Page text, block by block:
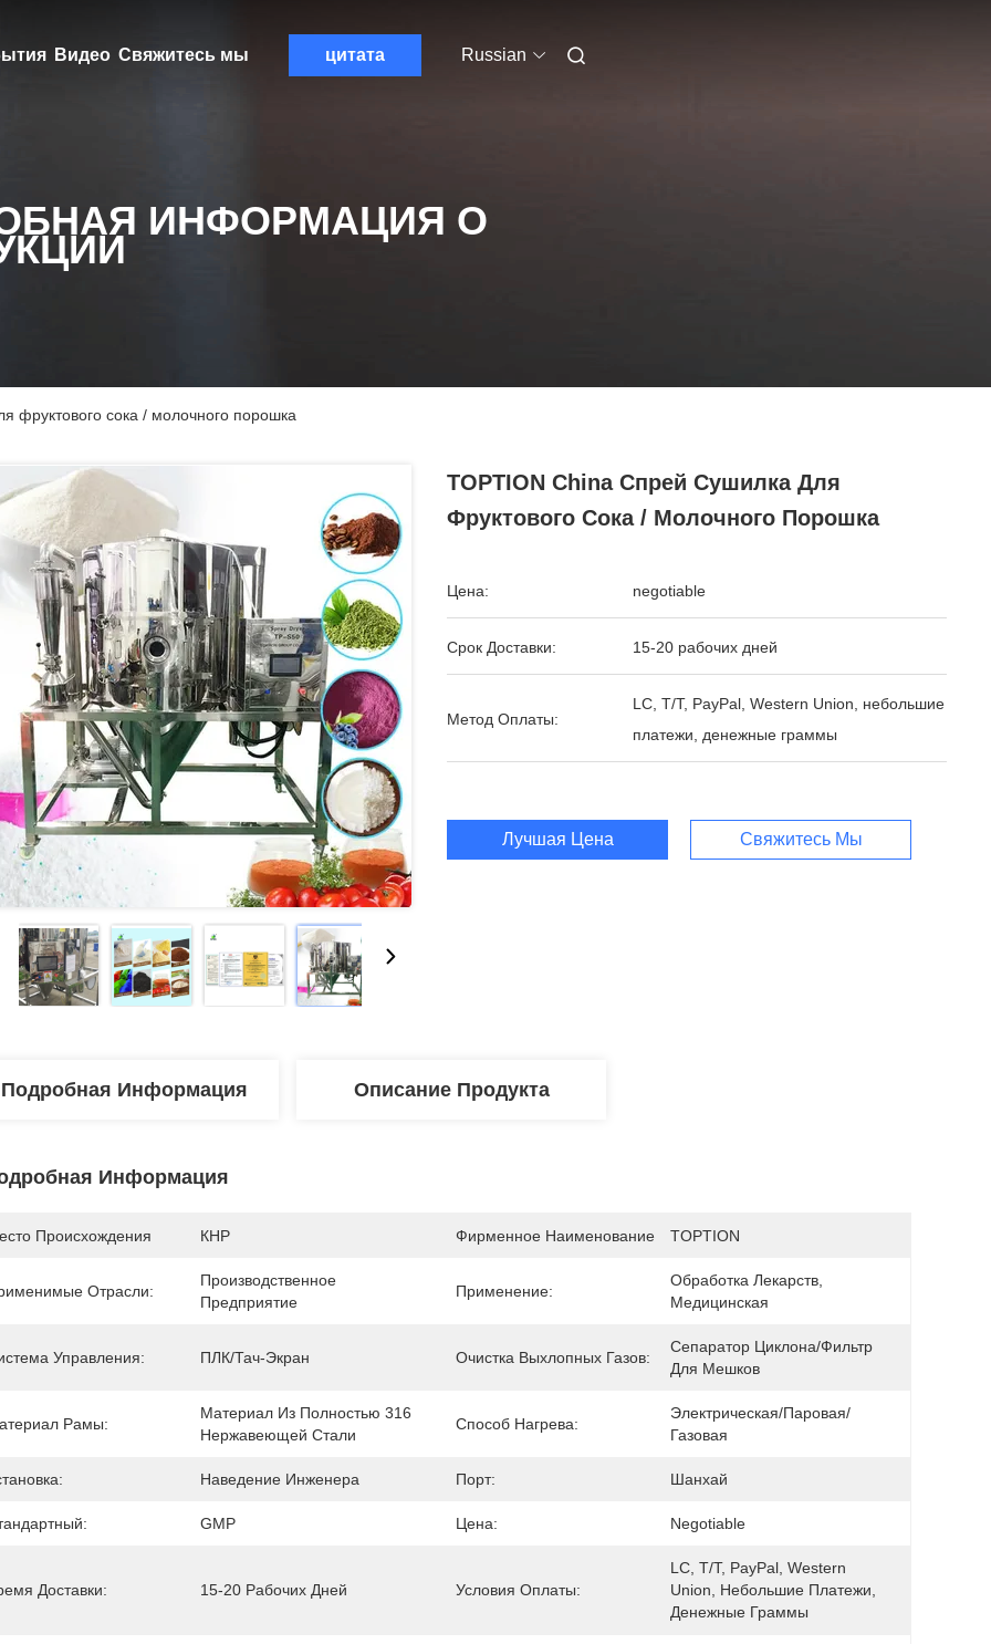
Видео Свяжитесь мы цитата Russian
ИНФОРМАЦИЯ О
фруктового сока / молочного порошка
TOPTION China Спрей Сушилка Для
Фруктового Сока / Молочного Порошка
Цена: negotiable
Срок Доставки: 15-20 рабочих дней
Метод Оплаты:
LC, T/T, PayPal, Western Union, небольшие
платежи, денежные граммы
Лучшая Цена Свяжитесь Мы
Подробная Информация Описание Продукта
Информация
Происхождения КНР Фирменное Наименование TOPTION
Отрасли:
Производственное
Предприятие
Применение:
Обработка Лекарств,
Медицинская
Управления: ПЛК/тач-Экран Очистка Выхлопных Газов:
Сепаратор Циклона/фильтр
Для Мешков
Рамы:
Материал Из Полностью 316
Нержавеющей Стали
Способ Нагрева:
Электрическая/паровая/
Газовая
Наведение Инженера Порт: Шанхай
GMP Цена: Negotiable
Доставки: 15-20 Рабочих Дней Условия Оплаты:
LC, T/T, PayPal, Western
Union, Небольшие Платежи,
Денежные Граммы